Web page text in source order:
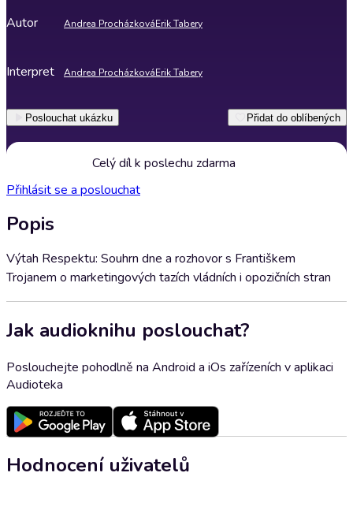
Autor Andrea ProcházkováErik Tabery
Interpret Andrea ProcházkováErik Tabery
Poslouchat ukázku Přidat do oblíbených
Celý díl k poslechu zdarma
Přihlásit se a poslouchat
Popis
Výtah Respektu: Souhrn dne a rozhovor s Františkem
Trojanem o marketingových tazích vládních i opozičních stran
Jak audioknihu poslouchat?
Poslouchejte pohodlně na Android a iOs zařízeních v aplikaci
Audioteka
Hodnocení uživatelů